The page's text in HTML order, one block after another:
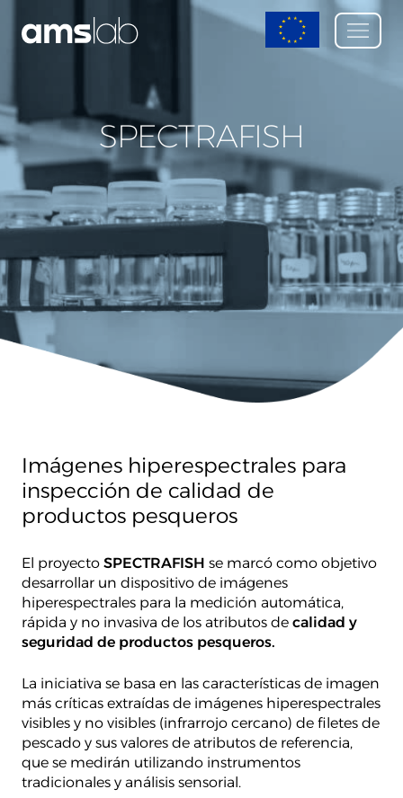
SPECTRAFISH
Imágenes hiperespectrales para
inspección de calidad de
productos pesqueros
El proyecto SPECTRAFISH se marcó como objetivo
desarrollar un dispositivo de imágenes
hiperespectrales para la medición automática,
rápida y no invasiva de los atributos de calidad y
seguridad de productos pesqueros.
La iniciativa se basa en las características de imagen
más críticas extraídas de imágenes hiperespectrales
visibles y no visibles (infrarrojo cercano) de filetes de
pescado y sus valores de atributos de referencia,
que se medirán utilizando instrumentos
tradicionales y análisis sensorial.